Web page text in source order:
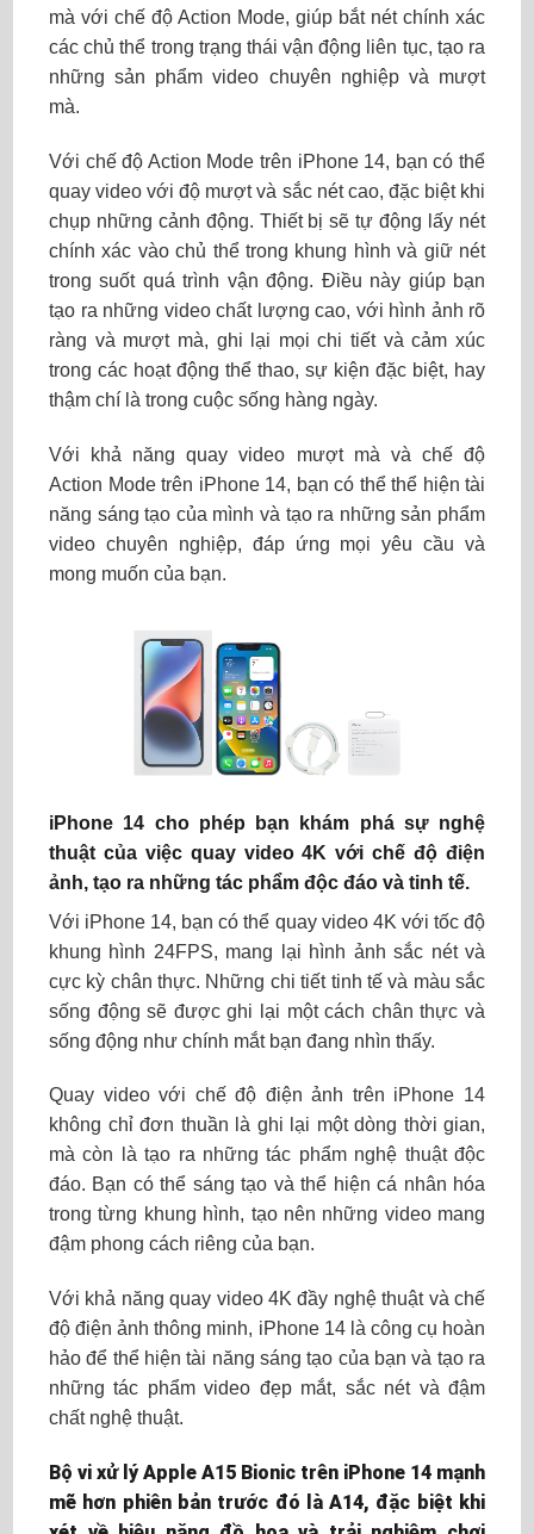
mà với chế độ Action Mode, giúp bắt nét chính xác
các chủ thể trong trạng thái vận động liên tục, tạo ra
những sản phẩm video chuyên nghiệp và mượt
mà.
Với chế độ Action Mode trên iPhone 14, bạn có thể
quay video với độ mượt và sắc nét cao, đặc biệt khi
chụp những cảnh động. Thiết bị sẽ tự động lấy nét
chính xác vào chủ thể trong khung hình và giữ nét
trong suốt quá trình vận động. Điều này giúp bạn
tạo ra những video chất lượng cao, với hình ảnh rõ
ràng và mượt mà, ghi lại mọi chi tiết và cảm xúc
trong các hoạt động thể thao, sự kiện đặc biệt, hay
thậm chí là trong cuộc sống hàng ngày.
Với khả năng quay video mượt mà và chế độ
Action Mode trên iPhone 14, bạn có thể thể hiện tài
năng sáng tạo của mình và tạo ra những sản phẩm
video chuyên nghiệp, đáp ứng mọi yêu cầu và
mong muốn của bạn.
iPhone 14 cho phép bạn khám phá sự nghệ
thuật của việc quay video 4K với chế độ điện
ảnh, tạo ra những tác phẩm độc đáo và tinh tế.
Với iPhone 14, bạn có thể quay video 4K với tốc độ
khung hình 24FPS, mang lại hình ảnh sắc nét và
cực kỳ chân thực. Những chi tiết tinh tế và màu sắc
sống động sẽ được ghi lại một cách chân thực và
sống động như chính mắt bạn đang nhìn thấy.
Quay video với chế độ điện ảnh trên iPhone 14
không chỉ đơn thuần là ghi lại một dòng thời gian,
mà còn là tạo ra những tác phẩm nghệ thuật độc
đáo. Bạn có thể sáng tạo và thể hiện cá nhân hóa
trong từng khung hình, tạo nên những video mang
đậm phong cách riêng của bạn.
Với khả năng quay video 4K đầy nghệ thuật và chế
độ điện ảnh thông minh, iPhone 14 là công cụ hoàn
hảo để thể hiện tài năng sáng tạo của bạn và tạo ra
những tác phẩm video đẹp mắt, sắc nét và đậm
chất nghệ thuật.
Bộ vi xử lý Apple A15 Bionic trên iPhone 14 mạnh
mẽ hơn phiên bản trước đó là A14, đặc biệt khi